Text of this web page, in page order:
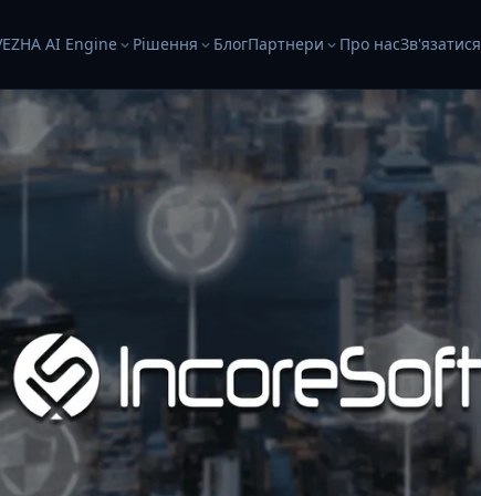
AI Engine Рішення БлогПартнери Про насЗв'язатися